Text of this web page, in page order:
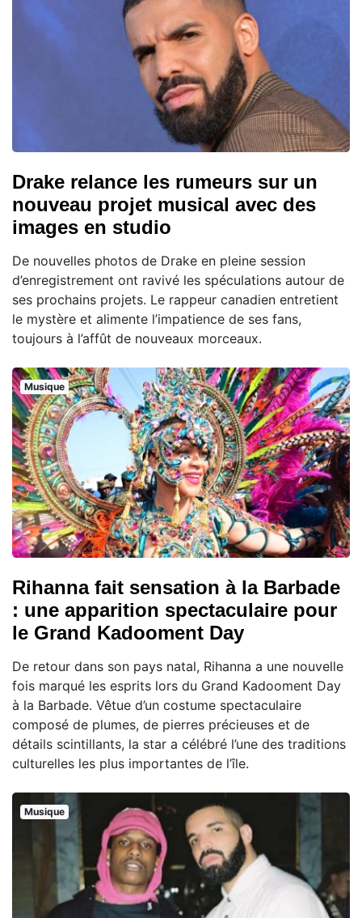
Drake relance les rumeurs sur un
nouveau projet musical avec des
images en studio
De nouvelles photos de Drake en pleine session
d’enregistrement ont ravivé les spéculations autour de
ses prochains projets. Le rappeur canadien entretient
le mystère et alimente l’impatience de ses fans,
toujours à l’affût de nouveaux morceaux.
Musique
Rihanna fait sensation à la Barbade
: une apparition spectaculaire pour
le Grand Kadooment Day
De retour dans son pays natal, Rihanna a une nouvelle
fois marqué les esprits lors du Grand Kadooment Day
à la Barbade. Vêtue d’un costume spectaculaire
composé de plumes, de pierres précieuses et de
détails scintillants, la star a célébré l’une des traditions
culturelles les plus importantes de l’île.
Musique